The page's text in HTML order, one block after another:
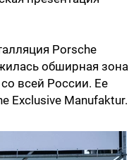
Porsche
обширная зона
всей России. Ее
Exclusive Manufaktur.